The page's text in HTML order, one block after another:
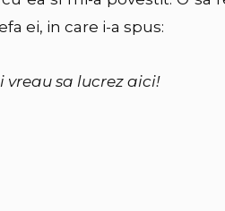
ei, in care i-a spus:
sa lucrez aici!